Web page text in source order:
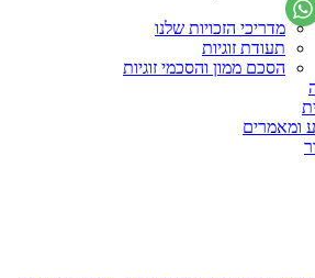
מדריכי הזכויות שלנו
תעודת זוגיות
הסכם ממון והסכמי זוגיות
ומאמרים